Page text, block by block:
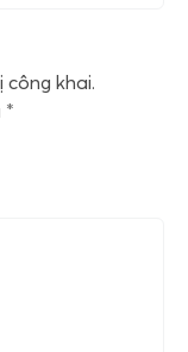
công khai.
*